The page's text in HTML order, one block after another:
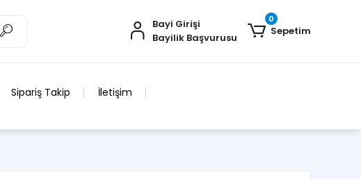
Bayi Girişi
Bayilik Başvurusu
0
Sepetim
Sipariş Takip İletişim